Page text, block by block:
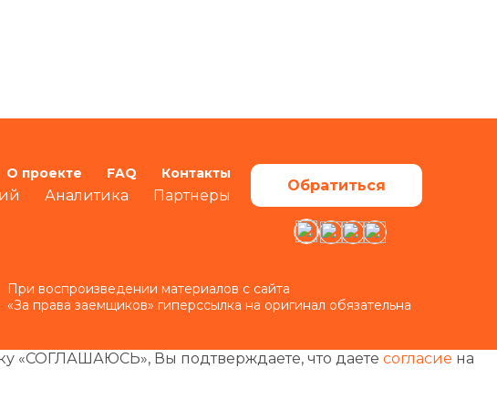
Аналитика Партнеры
О проекте FAQ Контакты
Обратиться
При воспроизведении материалов с сайта
«За права заемщиков» гиперссылка на оригинал обязательна
«СОГЛАШАЮСЬ», Вы подтверждаете, что даете согласие на